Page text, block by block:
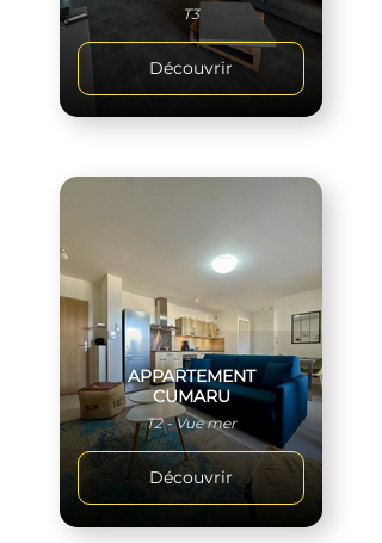
T3
Découvrir
APPARTEMENT
CUMARU
T2 - Vue mer
Découvrir